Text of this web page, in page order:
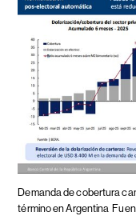
Demanda de cobertura
término en Argentina